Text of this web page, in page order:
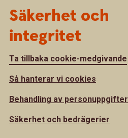
Säkerhet och
integritet
Ta tillbaka cookie-medgivande
Så hanterar vi cookies
Behandling av personuppgifter
Säkerhet och bedrägerier